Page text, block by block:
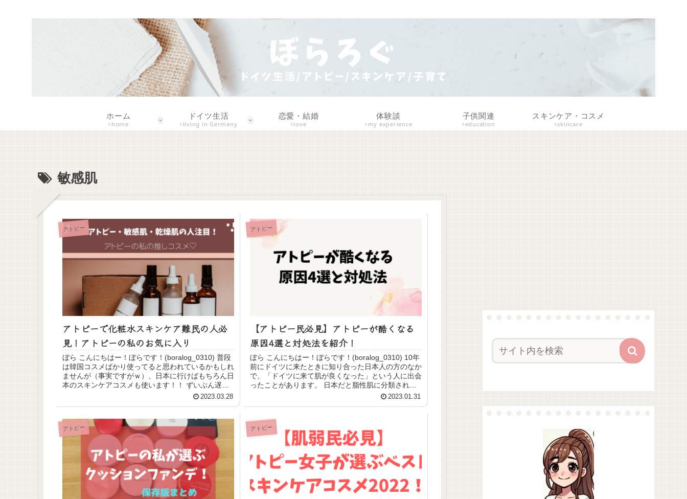
ホーム
home
ドイツ生活
living in Germany
恋愛・結婚
love
体験談
my experience
子供関連
education
スキンケア・コスメ
skincare
敏感肌
アトピー
アトピーで化粧水スキンケア難民の人必
見！アトピーの私のお気に入り
ぼら こんにちはー！ぼらです！(boralog_0310) 普段
は韓国コスメばかり使ってると思われているかもしれ
ませんが（事実ですがｗ）、日本に行けばもちろん日
本のスキンケアコスメも使います！！ ずいぶん遅く
2023.03.28
アトピー
【アトピー民必見】アトピーが酷くなる
原因4選と対処法を紹介！
ぼら こんにちはー！ぼらです！(boralog_0310) 10年
前にドイツに来たときに知り合った日本人の方のなか
で、「ドイツに来て肌が良くなった」という人に出会
ったことがあります。 日本だと脂性肌に分類される
2023.01.31
アトピー アトピー